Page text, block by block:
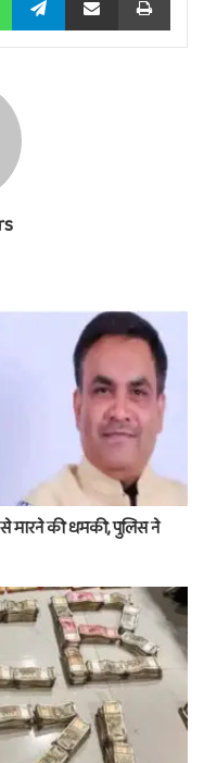
मारने की धमकी, पुलिस ने